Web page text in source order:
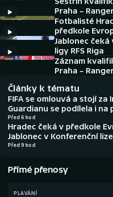
DALŠÍ SPORTY
Americký fotbal
Baseball a softbal
Basketbal
Biatlon
Boby a skeleton
Box
Curling
NEPŘEHLÉDNĚTE
Historické návraty
Aplikace ČT sport
AZ kvíz
Praha –
Fotbalisté
předkole
Jablonec čeká
ligy RFS Riga
Záznam
Praha –
Články k tématu
FIFA se omlouvá a stojí za
Guardianu se podílela i
Před 6 hod
Hradec čeká v předkole
Jablonec v Konferenční
Před 9 hod
Přímé přenosy
PLAVÁNÍ